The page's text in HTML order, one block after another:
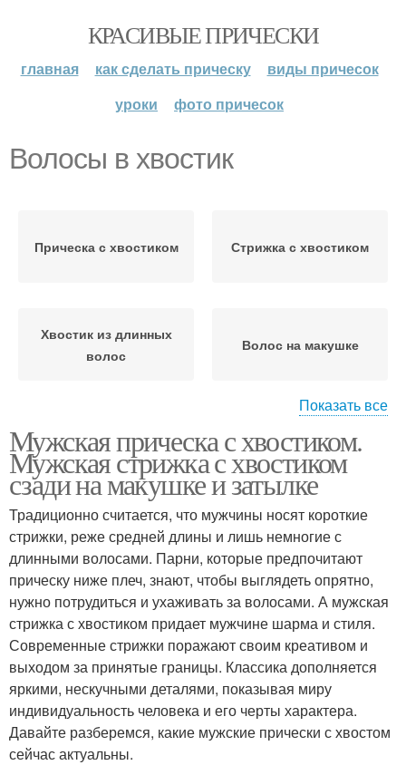
КРАСИВЫЕ ПРИЧЕСКИ
главная как сделать прическу
виды причесок
уроки
фото причесок
Волосы в хвостик
Прическа с хвостиком Стрижка с хвостиком
Хвостик из длинных
волос
Волос на макушке
Хвостик на голове Стрижки с хвостиком
Длинные волосы Мужской хвостик
Показать все
Мужская прическа с хвостиком.
Мужская стрижка с хвостиком
сзади на макушке и затылке
Традиционно считается, что мужчины носят короткие
стрижки, реже средней длины и лишь немногие с
длинными волосами. Парни, которые предпочитают
прическу ниже плеч, знают, чтобы выглядеть опрятно,
нужно потрудиться и ухаживать за волосами. А мужская
стрижка с хвостиком придает мужчине шарма и стиля.
Современные стрижки поражают своим креативом и
выходом за принятые границы. Классика дополняется
яркими, нескучными деталями, показывая миру
индивидуальность человека и его черты характера.
Давайте разберемся, какие мужские прически с хвостом
сейчас актуальны.